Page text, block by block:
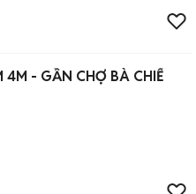
- GẦN CHỢ BÀ CHIỂ